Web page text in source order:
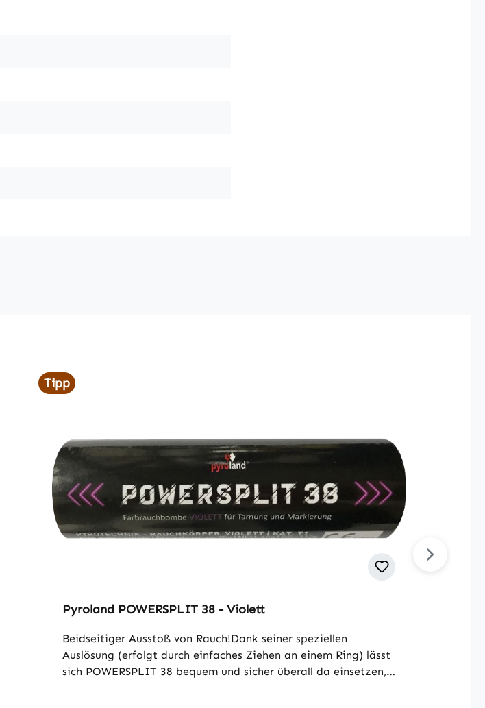
Tipp
Pyroland POWERSPLIT 38 - Violett
Beidseitiger Ausstoß von Rauch!Dank seiner speziellen
Auslösung (erfolgt durch einfaches Ziehen an einem Ring) lässt
sich POWERSPLIT 38 bequem und sicher überall da einsetzen,